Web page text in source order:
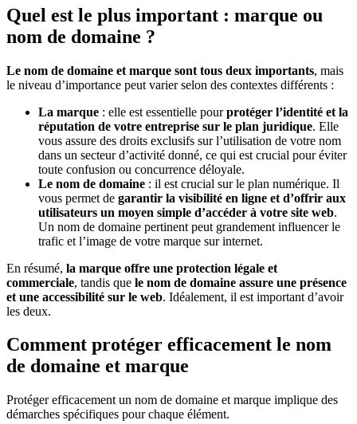
Quel est le plus important : marque ou
nom de domaine ?
Le nom de domaine et marque sont tous deux importants, mais
le niveau d’importance peut varier selon des contextes différents :
La marque : elle est essentielle pourprotéger l’identité et la
réputation de votre entreprise sur le plan juridique. Elle
vous assure des droits exclusifs sur l’utilisation de votre nom
dans un secteur d’activité donné, ce qui est crucial pour éviter
toute confusion ou concurrence déloyale.
Le nom de domaine : il est crucial sur le plan numérique. Il
vous permet de garantir la visibilité en ligne et d’offrir aux
utilisateurs un moyen simple d’accéder à votre site web.
Un nom de domaine pertinent peut grandement influencer le
trafic et l’image de votre marque sur internet.
En résumé, la marque offre une protection légale et
commerciale, tandis que le nom de domaine assure une présence
et une accessibilité sur le web. Idéalement, il est important d’avoir
les deux.
Comment protéger efficacement le nom
de domaine et marque
Protéger efficacement un nom de domaine et marque implique des
démarches spécifiques pour chaque élément.